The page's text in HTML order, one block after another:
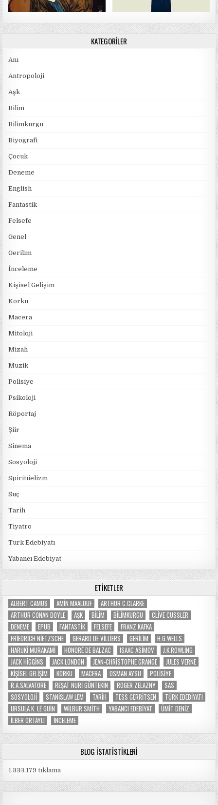
KATEGORILER
Anı
Antropoloji
Aşk
Bilim
Bilimkurgu
Biyografi
Çocuk
Deneme
English
Fantastik
Felsefe
Genel
Gerilim
İnceleme
Kişisel Gelişim
Korku
Macera
Mitoloji
Mizah
Müzik
Polisiye
Psikoloji
Röportaj
Şiir
Sinema
Sosyoloji
Spiritüelizm
Suç
Tarih
Tiyatro
Türk Edebiyatı
Yabancı Edebiyat
ETIKETLER
ALBERT CAMUS AMIN MAALOUF
ARTHUR C.CLARKE
ARTHUR CONAN DOYLE
AŞK BILIM BILIMKURGU
CLIVE CUSSLER
DENEME
EPUB FANTASTIK FELSEFE
FRANZ KAFKA
FRIEDRICH NIETZSCHE
GERARD DE VILLIERS GERILIM
H.G.WELLS
HARUKI MURAKAMI
HONORÉ DE BALZAC ISAAC ASIMOV
J.K.ROWLING
JACK HIGGINS
JACK LONDON JEAN-CHRISTOPHE GRANGE
JULES VERNE
KIŞISEL GELIŞIM
KORKU MACERA OSMAN AYSU
POLISIYE
R.A.SALVATORE
REŞAT NURI GÜNTEKIN ROGER ZELAZNY
SAS
SOSYOLOJI
STANISLAW LEM TARIH TESS GERRITSEN
TÜRK EDEBIYATI
URSULA K. LE GUIN
WILBUR SMITH YABANCI EDEBIYAT
ÜMIT DENIZ
İLBER ORTAYLI
İNCELEME
BLOG İSTATISTIKLERI
1.333.179 tıklama